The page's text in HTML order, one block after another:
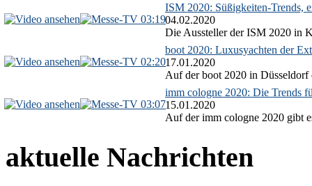
03:19
ISM 2020: Süßigkeiten-Trends,
04.02.2020
Die Aussteller der ISM 2020 in
02:20
boot 2020: Luxusyachten der
17.01.2020
Auf der boot 2020 in Düsseldorf
03:07
imm cologne 2020: Die Trends
15.01.2020
Auf der imm cologne 2020 gibt
aktuelle Nachrichten